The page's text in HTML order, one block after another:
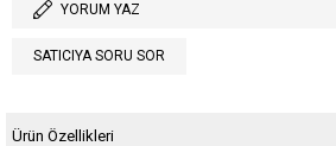
YORUM YAZ
SATICIYA SORU SOR
Ürün Özellikleri